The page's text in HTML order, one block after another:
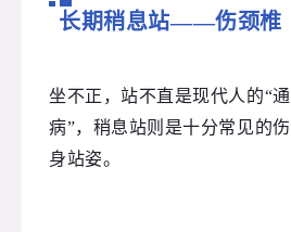
长期稍息站——伤颈椎
坐不正，站不直是现代人的“通
病”，稍息站则是十分常见的伤
身站姿。